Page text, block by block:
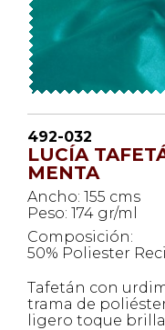
492-032
LUCÍA
MENTA
Ancho: 155 cms
Peso: 174 gr/ml
Composición:
50% Poliester
Tafetán con
trama de
ligero toque